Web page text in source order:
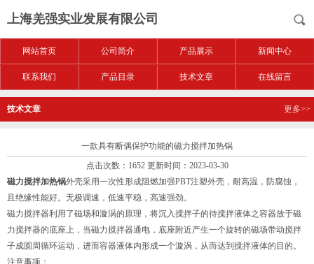
上海羌强实业发展有限公司
网站首页 公司简介 产品展示 新闻中心
联系我们 产品目录 技术文章 在线留言
技术文章 更多>>
一款具有断偶保护功能的磁力搅拌加热锅
点击次数：1652 更新时间：2023-03-30
磁力搅拌加热锅外壳采用一次性形成阻燃加强PBT注塑外壳，耐高温，防腐蚀，
且绝缘性能好。无极调速，低速平稳，高速强劲。
磁力搅拌器利用了磁场和漩涡的原理，将沉入搅拌子的待搅拌液体之容器放于磁
力搅拌器的底座上，当磁力搅拌器通电，底座附近产生一个旋转的磁场带动搅拌
子成圆周循环运动，进而容器液体内形成一个漩涡，从而达到搅拌液体的目的。
注意事项：